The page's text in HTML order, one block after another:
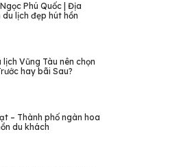
Phú Quốc | Địa
du lịch đẹp hút hồn
lịch Vũng Tàu nên chọn
hay bãi Sau?
– Thành phố ngàn hoa
du khách